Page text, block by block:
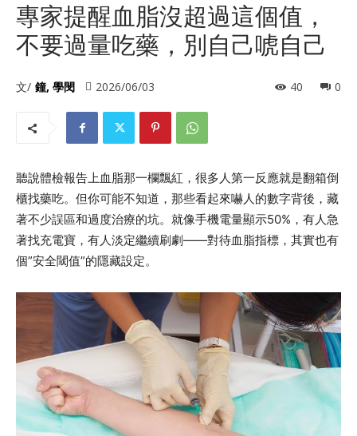
專家提醒血脂沒超過這個值，
不要過量吃藥，別自己唬自己
文/ 鐘, 學閔 2026/06/03 0
40
聽說體檢報告上血脂那一欄飄紅，很多人第一反應就是翻箱倒
櫃找藥吃。但你可能不知道，那些看起來嚇人的數字背後，藏
著不少誤區和過度治療的坑。就像手機電量顯示50%，有人急
著找充電寶，有人淡定繼續刷劇——對待血脂指標，其實也有
個”安全閾值”的隱藏設定。